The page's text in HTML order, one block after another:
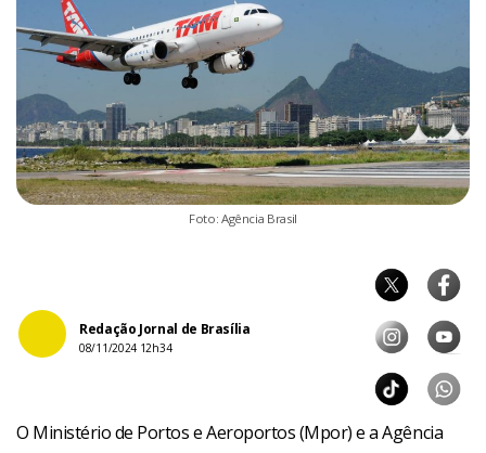
Foto: Agência Brasil
Redação Jornal de Brasília
08/11/2024 12h34
O Ministério de Portos e Aeroportos (Mpor) e a Agência